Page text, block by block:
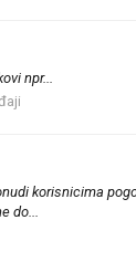
npr...
korisnicima
do...